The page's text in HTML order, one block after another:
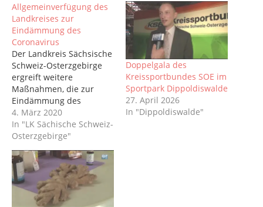
Allgemeinverfügung des
Landkreises zur
Eindämmung des
Coronavirus
Der Landkreis Sächsische
Schweiz-Osterzgebirge
ergreift weitere
Maßnahmen, die zur
Eindämmung des
Coronavirus beitragen
sollen. Mit Wirkung ab
05.03.2020 wird eine
erlassen, wonach ab
sofort alle
Veranstaltungen
(öffentliche und
4. März 2020
In "LK Sächische Schweiz-
Osterzgebirge"
Doppelgala des
Kreissportbundes SOE im
Sportpark Dippoldiswalde
27. April 2026
In "Dippoldiswalde"